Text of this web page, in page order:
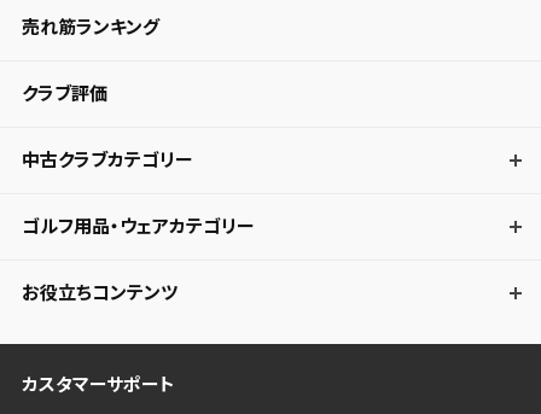
売れ筋ランキング
クラブ評価
中古クラブカテゴリー
ゴルフ用品・ウェアカテゴリー
お役立ちコンテンツ
カスタマーサポート